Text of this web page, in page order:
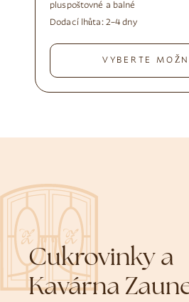
pluspoštovné a balné
Dodací lhůta: 2–4 dny
VYBERTE
Cukrovinky a
Kavárna